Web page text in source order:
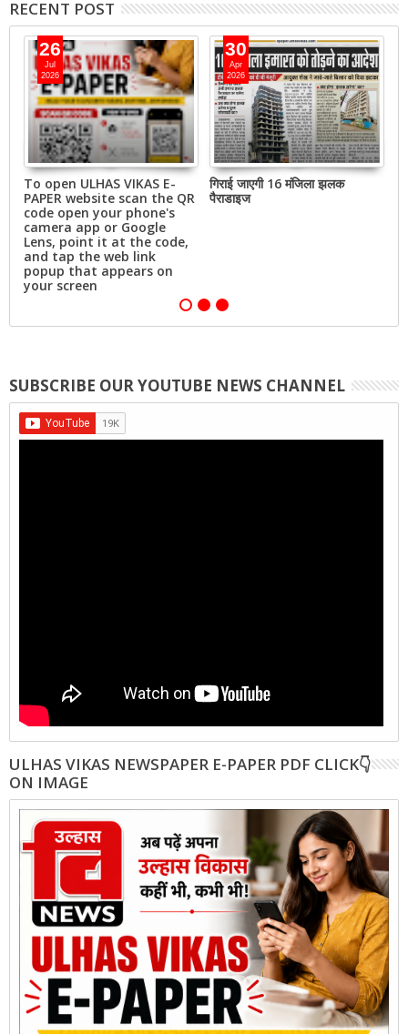
RECENT POST
26
Jul
2026
To open ULHAS VIKAS E-
PAPER website scan the QR
code open your phone's
camera app or Google
Lens, point it at the code,
and tap the web link
popup that appears on
your screen
30
Apr
2026
गिराई जाएगी 16 मंजिला झलक
पैराडाइज
SUBSCRIBE OUR YOUTUBE NEWS CHANNEL
ULHAS VIKAS NEWSPAPER E-PAPER PDF CLICK👇
ON IMAGE